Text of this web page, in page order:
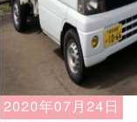
2020年07月24日